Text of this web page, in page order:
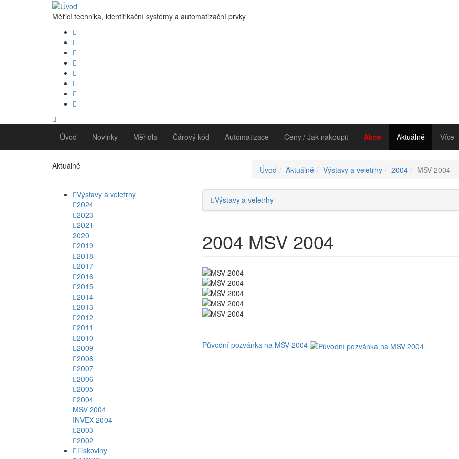
Měřicí technika, identifikační systémy a automatizační prvky
Úvod Novinky Měřidla Čárový kód Automatizace Ceny / Jak nakoupit Akce Aktuálně Více
Aktuálně Úvod Aktuálně Výstavy a veletrhy 2004 MSV 2004
Výstavy a veletrhy
2024
2023
2021
2020
2019
2018
2017
2016
2015
2014
2013
2012
2011
2010
2009
2008
2007
2006
2005
2004
MSV 2004
INVEX 2004
2003
2002
Tiskoviny
Výstavy a veletrhy
2004 MSV 2004
Původní pozvánka na MSV 2004